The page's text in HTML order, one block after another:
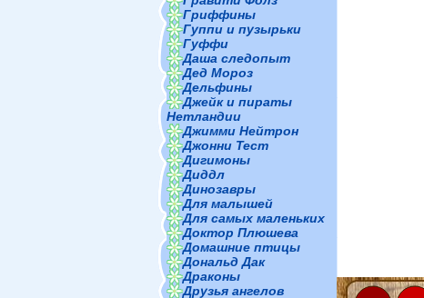
Гриффины
Гуппи и пузырьки
Гуффи
Даша следопыт
Дед Мороз
Дельфины
Джейк и пираты
Нетландии
Джимми Нейтрон
Джонни Тест
Дигимоны
Диддл
Динозавры
Для малышей
Для самых маленьких
Доктор Плюшева
Домашние птицы
Дональд Дак
Драконы
Друзья ангелов